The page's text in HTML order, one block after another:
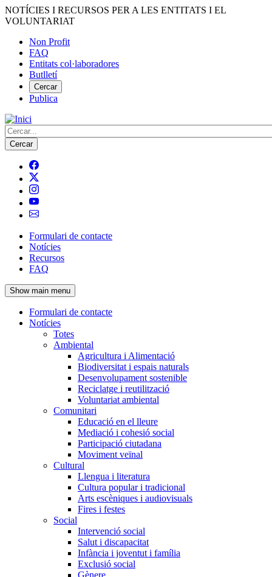
Vés
al
NOTÍCIES I RECURSOS PER A LES ENTITATS I EL
VOLUNTARIAT
Menú
del
compte
d'usuari
Non Profit
FAQ
Entitats col·laboradores
Butlletí
Cercar
Publica
Cerca
Navegació
principal
de
l'encapçalament
Formulari de contacte
Notícies
Recursos
FAQ
Show main menu
Navegació
principal
Formulari de contacte
Notícies
Totes
Ambiental
Agricultura i Alimentació
Biodiversitat i espais naturals
Desenvolupament sostenible
Reciclatge i reutilització
Voluntariat ambiental
Comunitari
Educació en el lleure
Mediació i cohesió social
Participació ciutadana
Moviment veïnal
Cultural
Llengua i literatura
Cultura popular i tradicional
Arts escèniques i audiovisuals
Fires i festes
Social
Intervenció social
Salut i discapacitat
Infància i joventut i família
Exclusió social
Gènere